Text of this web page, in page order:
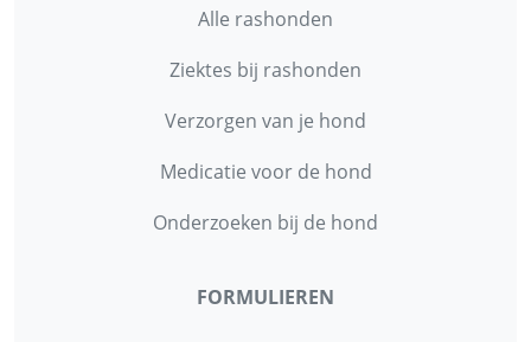
Alle rashonden
Ziektes bij rashonden
Verzorgen van je hond
Medicatie voor de hond
Onderzoeken bij de hond
FORMULIEREN